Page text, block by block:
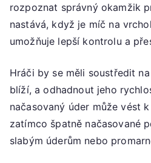
rozpoznat správný okamžik
nastává, když je míč na
umožňuje lepší kontrolu a
Hráči by se měli soustředit
blíží, a odhadnout jeho
načasovaný úder může vést
zatímco špatně načasované
slabým úderům nebo